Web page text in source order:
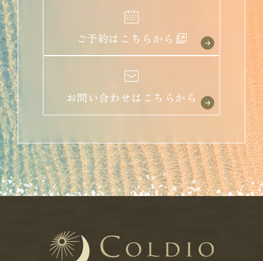
ご予約はこちらから
お問い合わせはこちらから